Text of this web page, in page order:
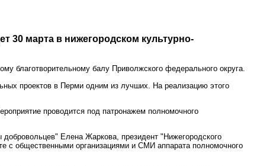
30 марта в нижегородском культурно-
благотворительному балу Приволжского федерального округа.
проектов в Перми одним из лучших. На реализацию этого
проводится под патронажем полномочного
Елена Жаркова, президент "Нижегородского
с общественными организациями и СМИ аппарата полномочного